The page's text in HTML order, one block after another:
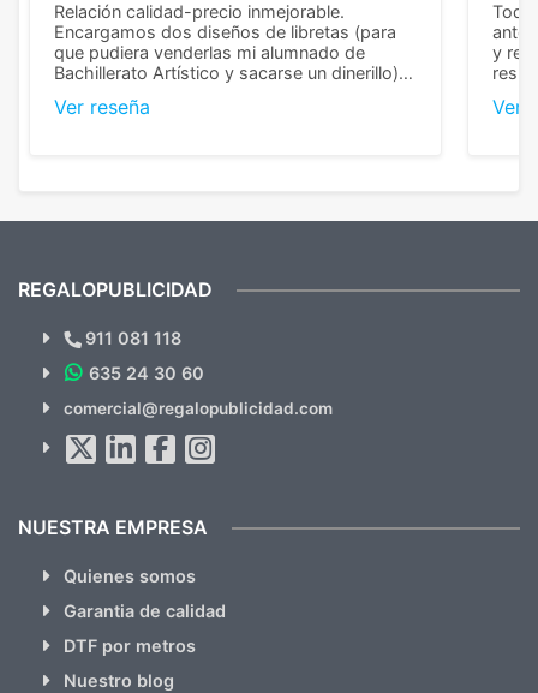
Relación calidad-precio inmejorable.
Encargamos dos diseños de libretas (para
que pudiera venderlas mi alumnado de
Bachillerato Artístico y sacarse un dinerillo) y
diferencia, con libretas de muy buena calidad
mandaron las miniaturas para
recomendables.
Ver reseña
Todo
y
Ver
¿Quieres ver nuestras últimas
Novedades y Ofertas?
hacemos Spam)
REGALOPUBLICIDAD
911 081 118
635 24 30 60
comercial@regalopublicidad.com
NUESTRA EMPRESA
Quienes somos
Garantia de calidad
DTF por metros
Nuestro blog